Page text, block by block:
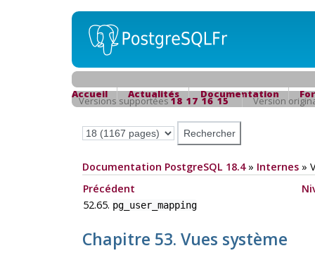
Accueil Actualités Documentation
Versions supportées18 17 16 15 Version
Documentation PostgreSQL 18.4» Internes»
Précédent
52.65. pg_user_mapping
Chapitre 53. Vues système